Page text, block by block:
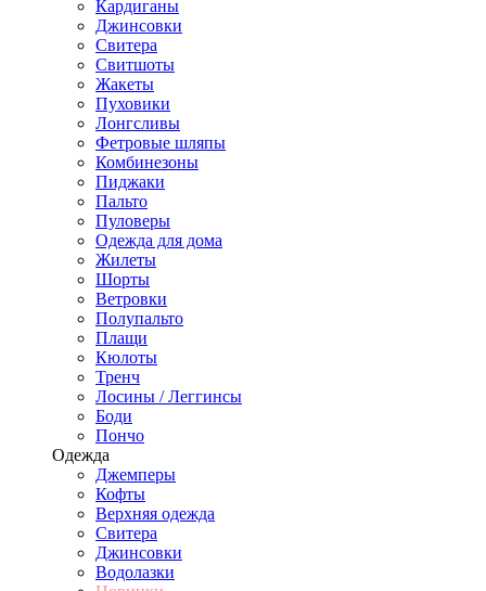
Кардиганы
Джинсовки
Свитера
Свитшоты
Жакеты
Пуховики
Лонгсливы
Фетровые шляпы
Комбинезоны
Пиджаки
Пальто
Пуловеры
Одежда для дома
Жилеты
Шорты
Ветровки
Полупальто
Плащи
Кюлоты
Тренч
Лосины / Леггинсы
Боди
Пончо
Одежда
Джемперы
Кофты
Верхняя одежда
Свитера
Джинсовки
Водолазки